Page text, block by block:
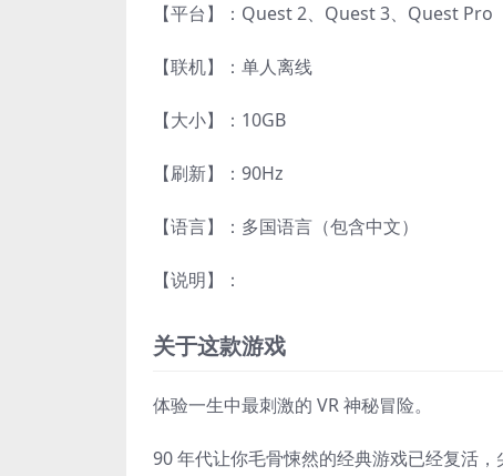
【平台】：Quest 2、Quest 3、Quest Pro
【联机】：单人离线
【大小】：10GB
【刷新】：90Hz
【语言】：多国语言（包含中文）
【说明】：
关于这款游戏
体验一生中最刺激的 VR 神秘冒险。
90 年代让你毛骨悚然的经典游戏已经复活，